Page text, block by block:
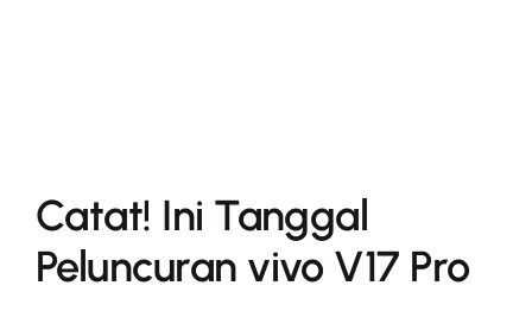
Catat! Ini Tanggal
Peluncuran vivo V17 Pro